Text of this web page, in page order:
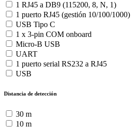
1 RJ45 a DB9 (115200, 8, N, 1)
1 puerto RJ45 (gestión 10/100/1000)
USB Tipo C
1 x 3-pin COM onboard
Micro-B USB
UART
1 puerto serial RS232 a RJ45
USB
Distancia de detección
30 m
10 m